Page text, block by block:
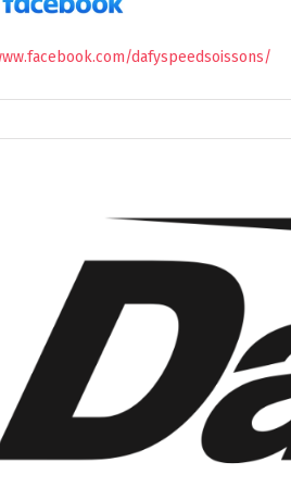
dafyspeedsoissons/